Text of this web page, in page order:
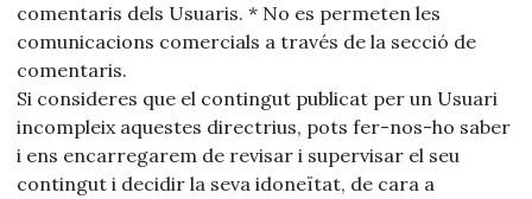
comentaris dels Usuaris. * No es permeten les
comunicacions comercials a través de la secció de
comentaris.
Si consideres que el contingut publicat per un Usuari
incompleix aquestes directrius, pots fer-nos-ho saber
i ens encarregarem de revisar i supervisar el seu
contingut i decidir la seva idoneïtat, de cara a